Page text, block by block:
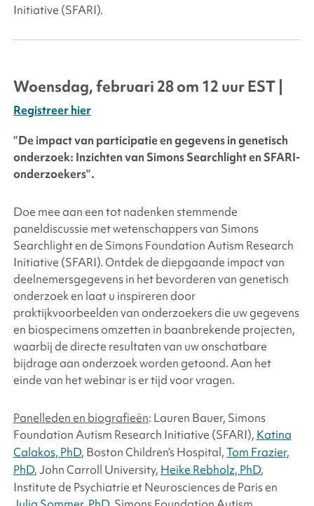
Initiative (SFARI).
Woensdag, februari 28 om 12 uur EST |
Registreer hier
“De impact van participatie en gegevens in genetisch
onderzoek: Inzichten van Simons Searchlighten SFARI-
onderzoekers”.
Doe mee aan een tot nadenken stemmende
paneldiscussie met wetenschappers van Simons
Searchlighten de Simons FoundationAutism Research
Initiative (SFARI). Ontdek de diepgaande impact van
deelnemersgegevens in het bevorderen van genetisch
onderzoek en laat u inspireren door
praktijkvoorbeelden van onderzoekers die uw gegevens
en biospecimens omzetten in baanbrekende projecten,
waarbij de directe resultaten van uw onschatbare
bijdrage aan onderzoek worden getoond. Aan het
einde van het webinar is er tijd voor vragen.
Panelleden en biografieën: Lauren Bauer, Simons
FoundationAutism Research Initiative (SFARI), Katina
Calakos, PhD, Boston Children’s Hospital,Tom Frazier,
PhD, John Carroll University, Heike Rebholz, PhD,
Institute de Psychiatrie et Neurosciences de Paris en